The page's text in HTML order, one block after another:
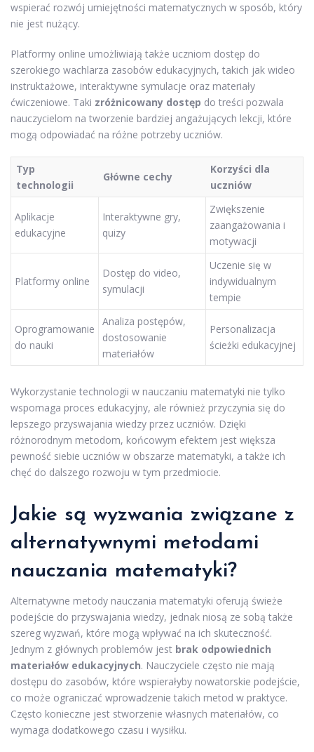
wspierać rozwój umiejętności matematycznych w sposób, który
nie jest nużący.
Platformy online umożliwiają także uczniom dostęp do
szerokiego wachlarza zasobów edukacyjnych, takich jak wideo
instruktażowe, interaktywne symulacje oraz materiały
ćwiczeniowe. Taki zróżnicowany dostęp do treści pozwala
nauczycielom na tworzenie bardziej angażujących lekcji, które
mogą odpowiadać na różne potrzeby uczniów.
Typ
technologii
Główne cechy
Korzyści dla
uczniów
Aplikacje
edukacyjne
Interaktywne gry,
quizy
Zwiększenie
zaangażowania i
motywacji
Platformy online
Dostęp do video,
symulacji
Uczenie się w
indywidualnym
tempie
Oprogramowanie
do nauki
Analiza postępów,
dostosowanie
materiałów
Personalizacja
ścieżki edukacyjnej
Wykorzystanie technologii w nauczaniu matematyki nie tylko
wspomaga proces edukacyjny, ale również przyczynia się do
lepszego przyswajania wiedzy przez uczniów. Dzięki
różnorodnym metodom, końcowym efektem jest większa
pewność siebie uczniów w obszarze matematyki, a także ich
chęć do dalszego rozwoju w tym przedmiocie.
Jakie są wyzwania związane z
alternatywnymi metodami
nauczania matematyki?
Alternatywne metody nauczania matematyki oferują świeże
podejście do przyswajania wiedzy, jednak niosą ze sobą także
szereg wyzwań, które mogą wpływać na ich skuteczność.
Jednym z głównych problemów jest brak odpowiednich
materiałów edukacyjnych. Nauczyciele często nie mają
dostępu do zasobów, które wspierałyby nowatorskie podejście,
co może ograniczać wprowadzenie takich metod w praktyce.
Często konieczne jest stworzenie własnych materiałów, co
wymaga dodatkowego czasu i wysiłku.